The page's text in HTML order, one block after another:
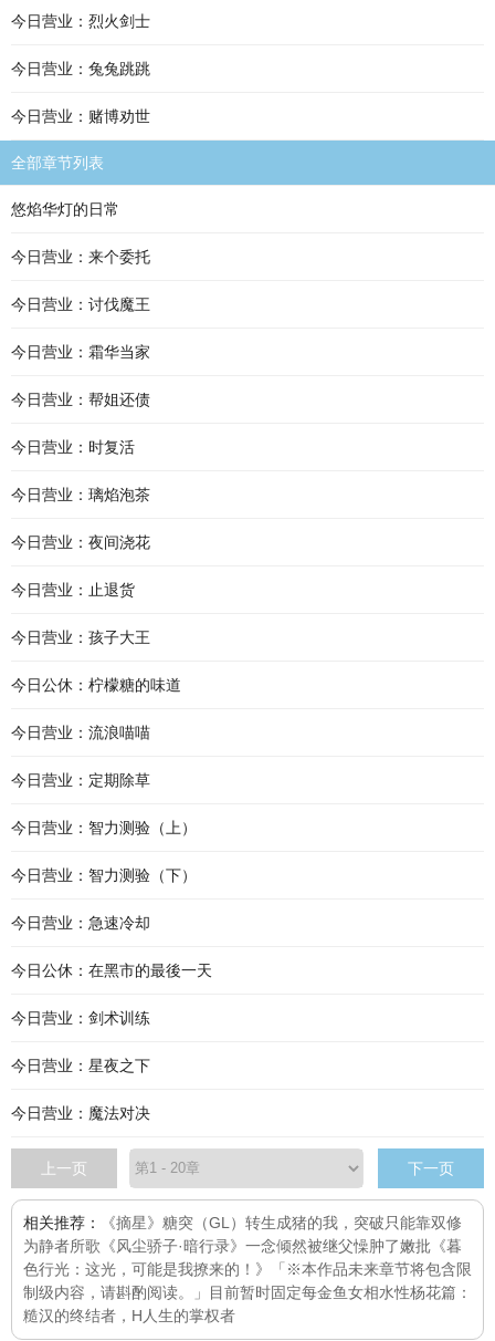
今日营业：烈火剑士
今日营业：兔兔跳跳
今日营业：赌博劝世
全部章节列表
悠焰华灯的日常
今日营业：来个委托
今日营业：讨伐魔王
今日营业：霜华当家
今日营业：帮姐还债
今日营业：时复活
今日营业：璃焰泡茶
今日营业：夜间浇花
今日营业：止退货
今日营业：孩子大王
今日公休：柠檬糖的味道
今日营业：流浪喵喵
今日营业：定期除草
今日营业：智力测验（上）
今日营业：智力测验（下）
今日营业：急速冷却
今日公休：在黑市的最後一天
今日营业：剑术训练
今日营业：星夜之下
今日营业：魔法对决
上一页 下一页
相关推荐： 《摘星》 糖突（GL） 转生成猪的我，突破只能靠双修
为静者所歌 《风尘骄子·暗行录》 一念倾然被继父懆肿了嫩批 《暮
色行光：这光，可能是我撩来的！》「※本作品未来章节将包含限
制级内容，请斟酌阅读。」目前暂时固定每金鱼女相水性杨花篇：
糙汉的终结者，H 人生的掌权者